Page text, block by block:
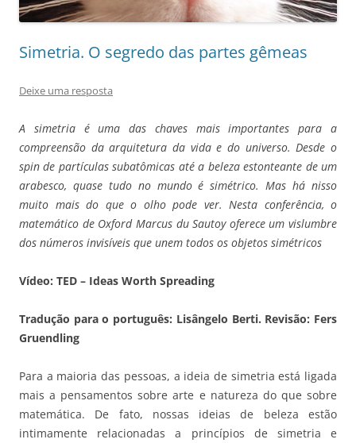
Simetria. O segredo das partes gêmeas
Deixe uma resposta
A simetria é uma das chaves mais importantes para a
compreensão da arquitetura da vida e do universo. Desde o
spin de partículas subatômicas até a beleza estonteante de um
arabesco, quase tudo no mundo é simétrico. Mas há nisso
muito mais do que o olho pode ver. Nesta conferência, o
matemático de Oxford Marcus du Sautoy oferece um vislumbre
dos números invisíveis que unem todos os objetos simétricos
Vídeo: TED – Ideas Worth Spreading
Tradução para o português: Lisângelo Berti. Revisão: Fers
Gruendling
Para a maioria das pessoas, a ideia de simetria está ligada
mais a pensamentos sobre arte e natureza do que sobre
matemática. De fato, nossas ideias de beleza estão
intimamente relacionadas a princípios de simetria e